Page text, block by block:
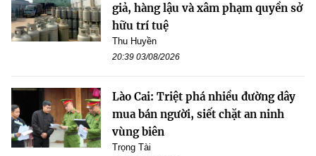
giả, hàng lậu và xâm phạm quyền sở
hữu trí tuệ
Thu Huyền
20:39 03/08/2026
Lào Cai: Triệt phá nhiều đường dây
mua bán người, siết chặt an ninh
vùng biên
Trọng Tài